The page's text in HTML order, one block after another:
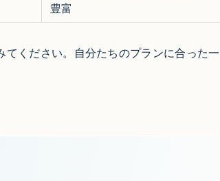
豊富
ください。自分たちのプランに合った一